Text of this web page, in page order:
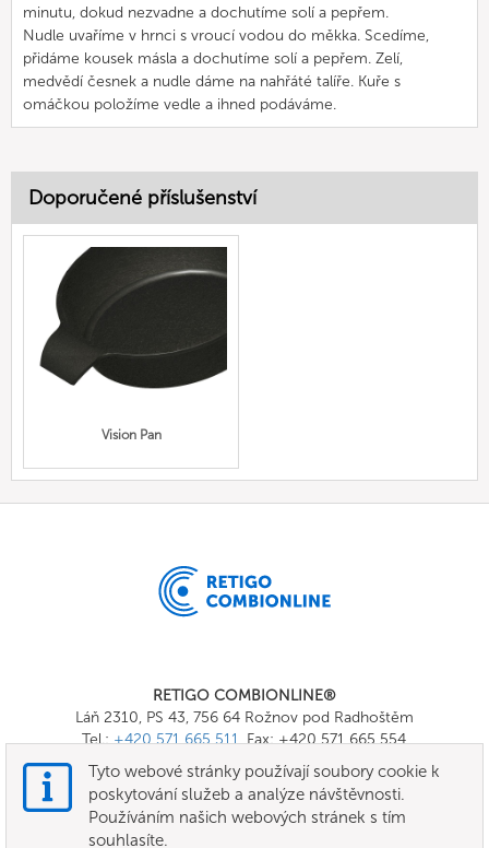
minutu, dokud nezvadne a dochutíme solí a pepřem.
Nudle uvaříme v hrnci s vroucí vodou do měkka. Scedíme,
přidáme kousek másla a dochutíme solí a pepřem. Zelí,
medvědí česnek a nudle dáme na nahřáté talíře. Kuře s
omáčkou položíme vedle a ihned podáváme.
Doporučené příslušenství
Vision Pan
RETIGO COMBIONLINE®
Láň 2310, PS 43, 756 64 Rožnov pod Radhoštěm
Tel.:+420 571 665 511, Fax: +420 571 665 554
E-mail:
info@combionline.com
Tyto webové stránky používají soubory cookie k
poskytování služeb a analýze návštěvnosti.
Používáním našich webových stránek s tím
souhlasíte.